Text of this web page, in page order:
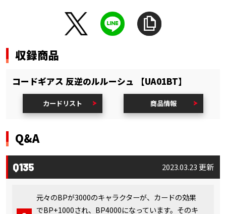
収録商品
コードギアス 反逆のルルーシュ 【UA01BT】
カードリスト 商品情報
Q&A
Q135 2023.03.23 更新
元々のBPが3000のキャラクターが、カードの効果
でBP+1000され、BP4000になっています。そのキ